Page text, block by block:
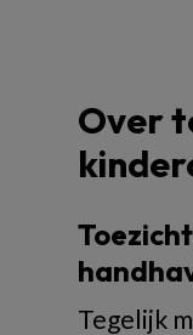
Over
Tegelijk